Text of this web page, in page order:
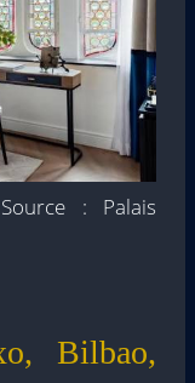
: Palais
Bilbao,